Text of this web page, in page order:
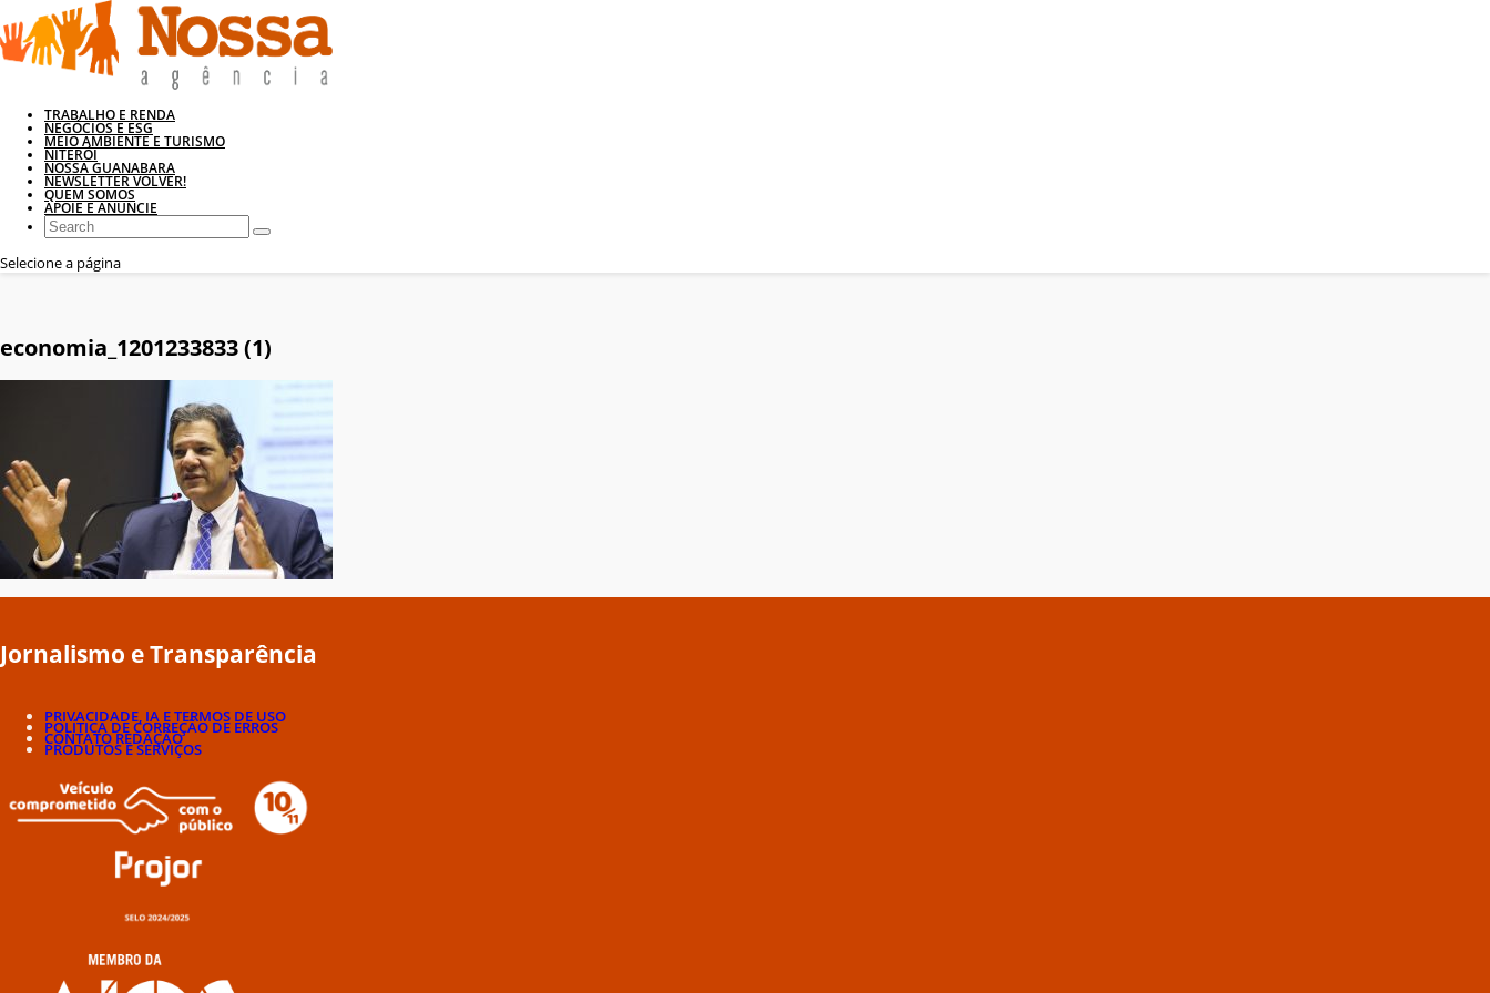
TRABALHO E RENDA
NEGÓCIOS E ESG
MEIO AMBIENTE E TURISMO
NITERÓI
NOSSA GUANABARA
NEWSLETTER VOLVER!
QUEM SOMOS
APOIE E ANUNCIE
Selecione a página
economia_1201233833 (1)
Jornalismo e Transparência
PRIVACIDADE, IA E TERMOS DE USO
POLÍTICA DE CORREÇÃO DE ERROS
CONTATO REDAÇÃO
PRODUTOS E SERVIÇOS